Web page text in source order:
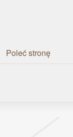
Poleć stronę